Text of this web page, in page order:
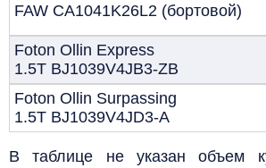
FAW CA1041K26L2 (бортовой)
Foton Ollin Express
1.5T BJ1039V4JB3-ZB
Foton Ollin Surpassing
1.5T BJ1039V4JD3-A
В таблице не указан объем